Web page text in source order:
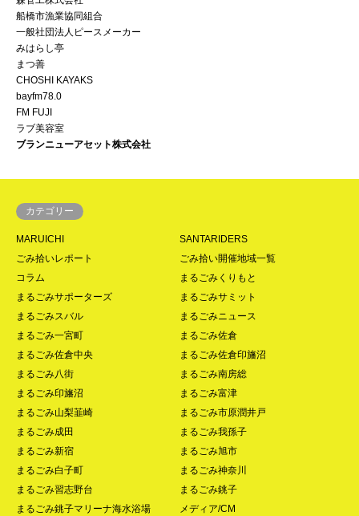
船橋市漁業協同組合
一般社団法人ピースメーカー
みはらし亭
まつ善
CHOSHI KAYAKS
bayfm78.0
FM FUJI
ラブ美容室
ブランニューアセット株式会社
カテゴリー
MARUICHI
SANTARIDERS
ごみ拾いレポート
ごみ拾い開催地域一覧
コラム
まるごみくりもと
まるごみサポーターズ
まるごみサミット
まるごみスバル
まるごみニュース
まるごみ一宮町
まるごみ佐倉
まるごみ佐倉中央
まるごみ佐倉印旛沼
まるごみ八街
まるごみ南房総
まるごみ印旛沼
まるごみ富津
まるごみ山梨韮崎
まるごみ市原潤井戸
まるごみ成田
まるごみ我孫子
まるごみ新宿
まるごみ旭市
まるごみ白子町
まるごみ神奈川
まるごみ習志野台
まるごみ銚子
まるごみ銚子マリーナ海水浴場
メディア/CM